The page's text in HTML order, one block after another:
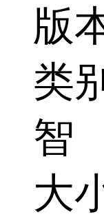
版
类
智
大